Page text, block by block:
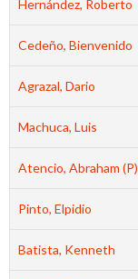
Hernández, Roberto
Cedeño, Bienvenido
Agrazal, Dario
Machuca, Luis
Atencio, Abraham (P)
Pinto, Elpidio
Batista, Kenneth